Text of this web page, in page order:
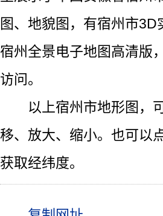
图、地貌图，有宿州市3D
宿州全景电子地图高清版
访问。
以上宿州市地形图，
移、放大、缩小。也可以
获取经纬度。